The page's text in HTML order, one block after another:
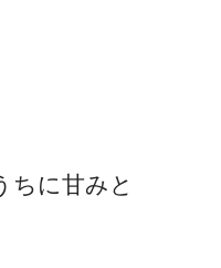
ちに甘みと